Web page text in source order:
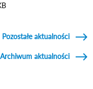
Pozostałe aktualności
Archiwum aktualności